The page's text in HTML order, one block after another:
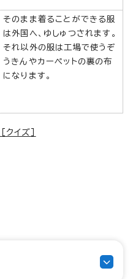
そのまま着ることができる服
は外国へ、ゆしゅつされます。
それ以外の服は工場で使うぞ
うきんやカーペットの裏の布
になります。
イズ］